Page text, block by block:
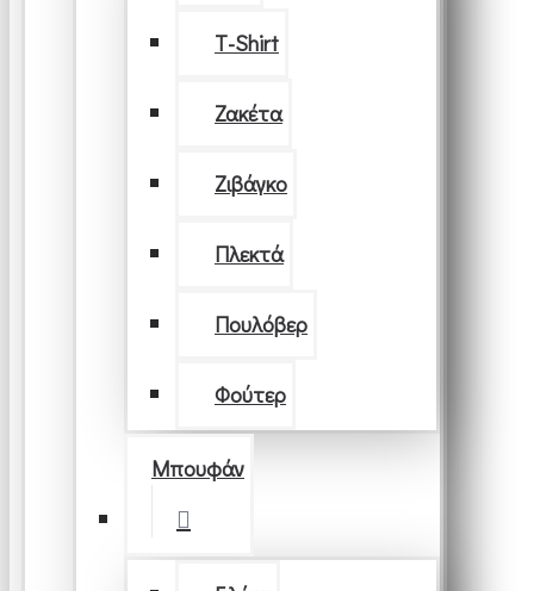
T-Shirt
Ζακέτα
Ζιβάγκο
Πλεκτά
Πουλόβερ
Φούτερ
Μπουφάν